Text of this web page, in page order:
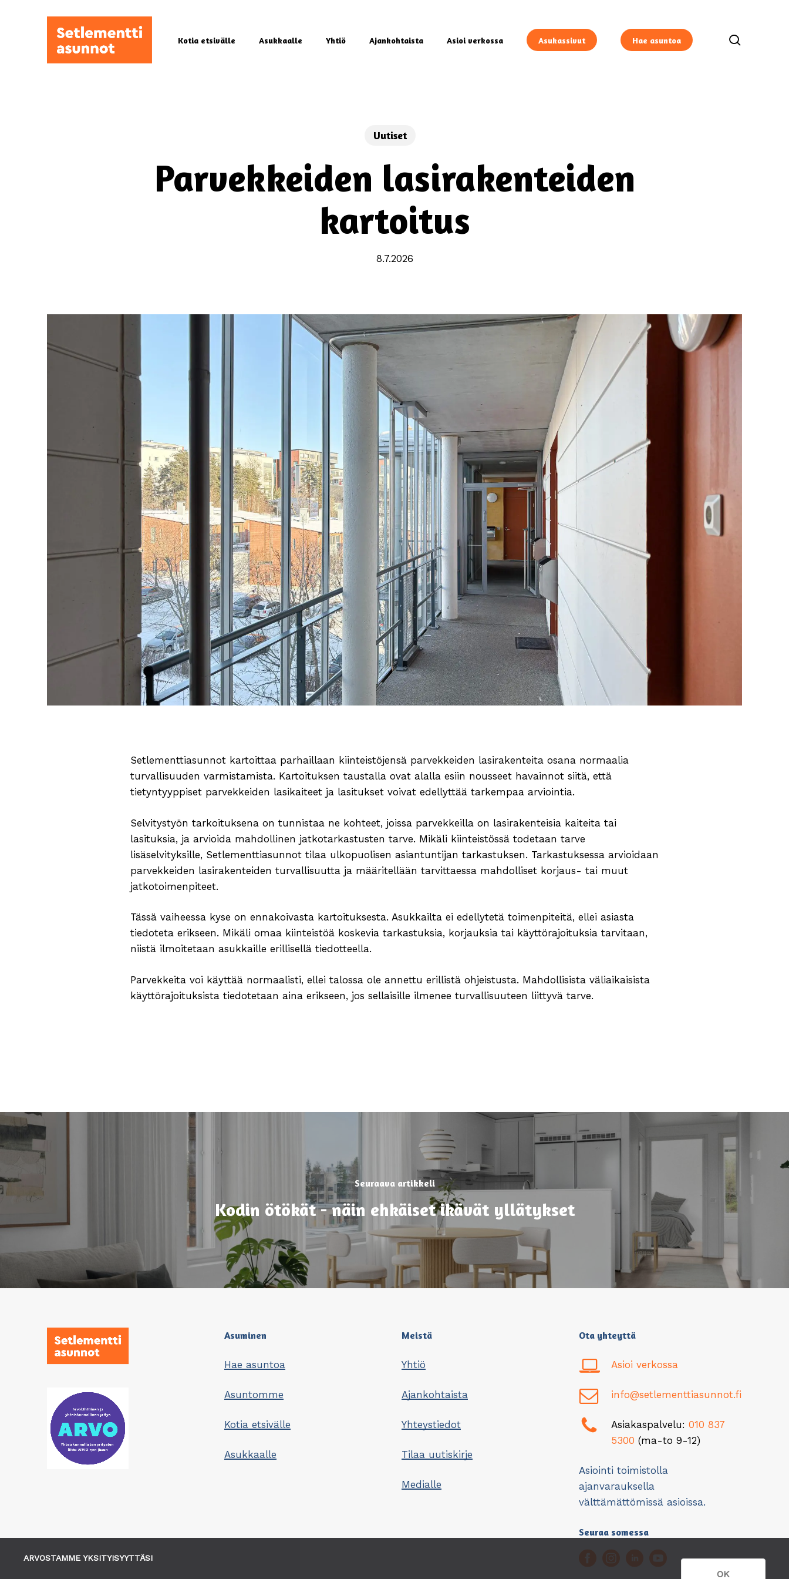
ARVOSTAMME YKSITYISYYTTÄSI
OK
Kirjoita hakutermi ja paina enter aloittaaksesi haun
Kotia etsivälle Asukkaalle Yhtiö Ajankohtaista Asioi verkossa Asukassivut Hae asuntoa
Uutiset
Parvekkeiden lasirakenteiden
kartoitus
8.7.2026
Setlementtiasunnot kartoittaa parhaillaan kiinteistöjensä parvekkeiden lasirakenteita osana normaalia
turvallisuuden varmistamista. Kartoituksen taustalla ovat alalla esiin nousseet havainnot siitä, että
tietyntyyppiset parvekkeiden lasikaiteet ja lasitukset voivat edellyttää tarkempaa arviointia.
Selvitystyön tarkoituksena on tunnistaa ne kohteet, joissa parvekkeilla on lasirakenteisia kaiteita tai
lasituksia, ja arvioida mahdollinen jatkotarkastusten tarve. Mikäli kiinteistössä todetaan tarve
lisäselvityksille, Setlementtiasunnot tilaa ulkopuolisen asiantuntijan tarkastuksen. Tarkastuksessa arvioidaan
parvekkeiden lasirakenteiden turvallisuutta ja määritellään tarvittaessa mahdolliset korjaus- tai muut
jatkotoimenpiteet.
Tässä vaiheessa kyse on ennakoivasta kartoituksesta. Asukkailta ei edellytetä toimenpiteitä, ellei asiasta
tiedoteta erikseen. Mikäli omaa kiinteistöä koskevia tarkastuksia, korjauksia tai käyttörajoituksia tarvitaan,
niistä ilmoitetaan asukkaille erillisellä tiedotteella.
Parvekkeita voi käyttää normaalisti, ellei talossa ole annettu erillistä ohjeistusta. Mahdollisista väliaikaisista
käyttörajoituksista tiedotetaan aina erikseen, jos sellaisille ilmenee turvallisuuteen liittyvä tarve.
Seuraava artikkeli
Kodin ötökät - näin ehkäiset ikävät yllätykset
Asuminen
Hae asuntoa
Asuntomme
Kotia etsivälle
Asukkaalle
Meistä
Yhtiö
Ajankohtaista
Yhteystiedot
Tilaa uutiskirje
Medialle
Ota yhteyttä
Asioi verkossa
info@setlementtiasunnot.fi
Asiakaspalvelu: 010 837
5300 (ma-to 9-12)
Asiointi toimistolla
ajanvarauksella
välttämättömissä asioissa.
Seuraa somessa